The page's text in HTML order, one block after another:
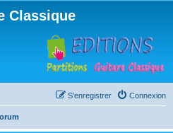
Classique
Connexion
S’enregistrer